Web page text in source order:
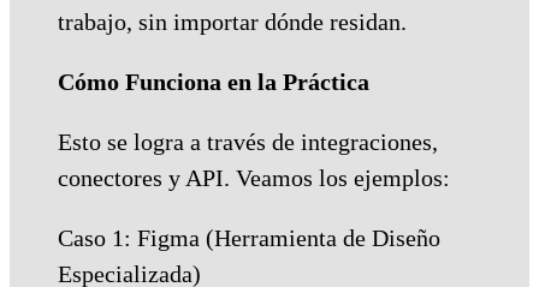
trabajo, sin importar dónde residan.
Cómo Funciona en la Práctica
Esto se logra a través de integraciones,
conectores y API. Veamos los ejemplos:
Caso 1: Figma (Herramienta de Diseño
Especializada)